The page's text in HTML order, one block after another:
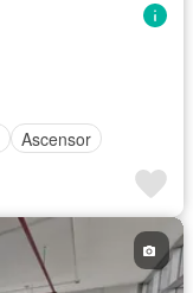
Ascensor